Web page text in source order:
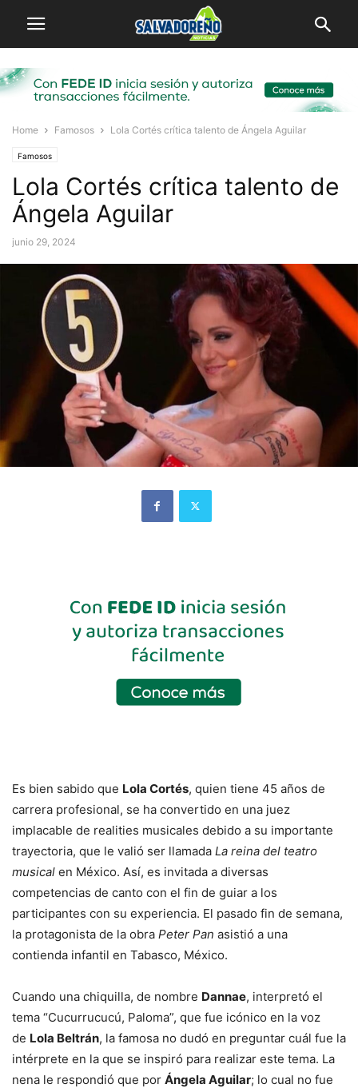
Home Famosos Lola Cortés crítica talento de Ángela Aguilar
Famosos
Lola Cortés crítica talento de
Ángela Aguilar
junio 29, 2024
Es bien sabido que Lola Cortés, quien tiene 45 años de
carrera profesional, se ha convertido en una juez
implacable de realities musicales debido a su importante
trayectoria, que le valió ser llamada La reina del teatro
musical en México. Así, es invitada a diversas
competencias de canto con el fin de guiar a los
participantes con su experiencia. El pasado fin de semana,
la protagonista de la obra Peter Pan asistió a una
contienda infantil en Tabasco, México.
Cuando una chiquilla, de nombre Dannae, interpretó el
tema “Cucurrucucú, Paloma”, que fue icónico en la voz
de Lola Beltrán, la famosa no dudó en preguntar cuál fue la
intérprete en la que se inspiró para realizar este tema. La
nena le respondió que por Ángela Aguilar; lo cual no fue